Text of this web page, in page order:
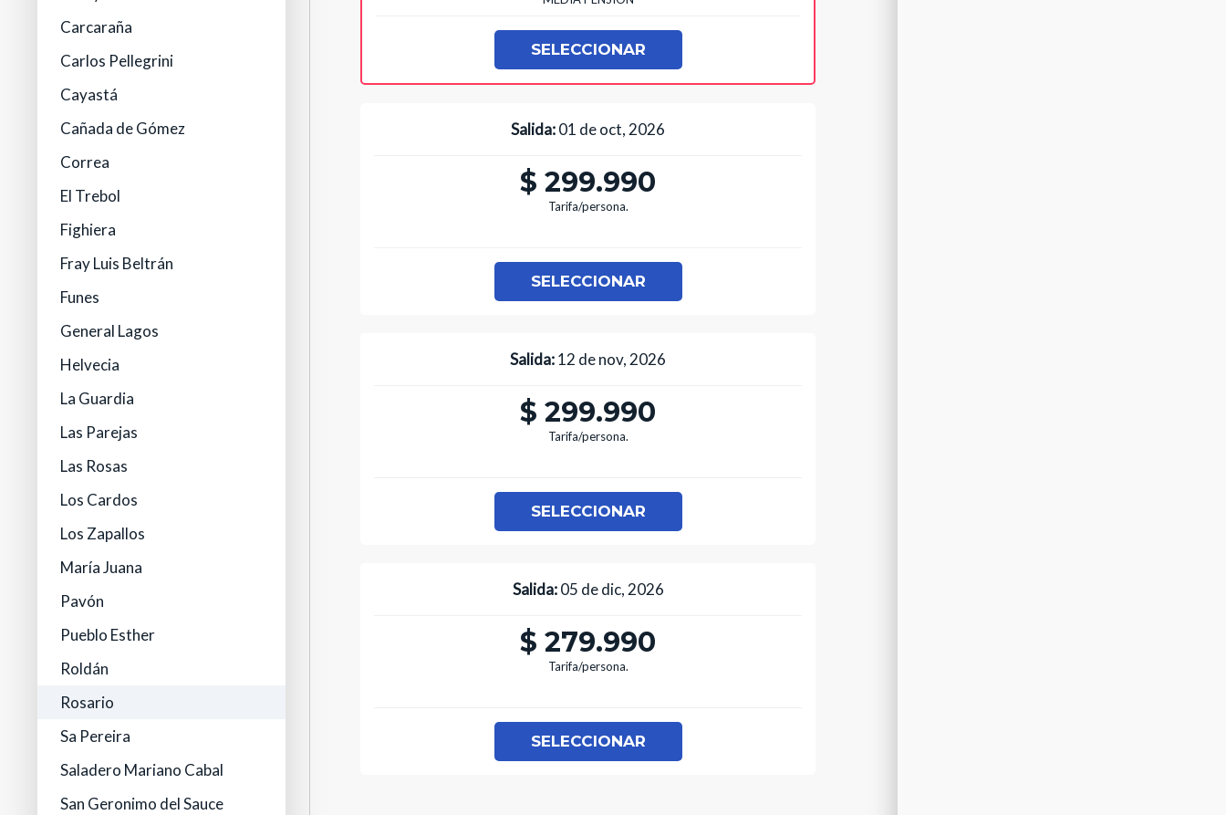
Carcaraña
Carlos Pellegrini
Cayastá
Cañada de Gómez
Correa
El Trebol
Fighiera
Fray Luis Beltrán
Funes
General Lagos
Helvecia
La Guardia
Las Parejas
Las Rosas
Los Cardos
Los Zapallos
María Juana
Pavón
Pueblo Esther
Roldán
Rosario
Sa Pereira
Saladero Mariano Cabal
San Geronimo del Sauce
SELECCIONAR
Salida:01 de oct, 2026
$ 299.990
Tarifa/persona.
SELECCIONAR
Salida:12 de nov, 2026
$ 299.990
Tarifa/persona.
SELECCIONAR
Salida:05 de dic, 2026
$ 279.990
Tarifa/persona.
SELECCIONAR